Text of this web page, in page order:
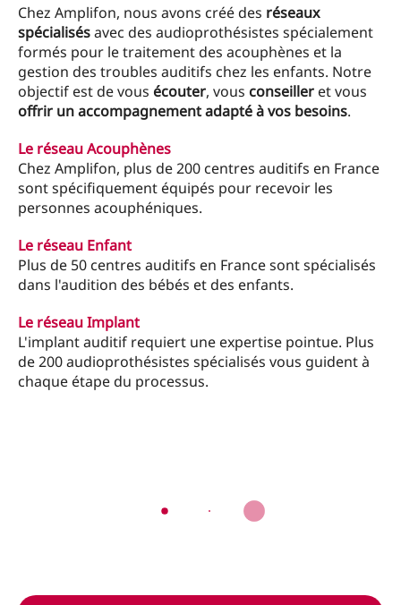
Chez Amplifon, nous avons créé des réseaux
spécialisésavec des audioprothésistes spécialement
formés pour le traitement des acouphènes et la
gestion des troubles auditifs chez les enfants. Notre
objectif est de vous écouter, vous conseiller et vous
offrir un accompagnement adapté à vos besoins.
Le réseau Acouphènes
Chez Amplifon, plus de 200 centres auditifs en France
sont spécifiquement équipés pour recevoir les
personnes acouphéniques.
Le réseau Enfant
Plus de 50 centres auditifs en France sont spécialisés
dans l'audition des bébés et des enfants.
Le réseau Implant
L'implant auditif requiert une expertise pointue. Plus
de 200 audioprothésistes spécialisés vous guident à
chaque étape du processus.